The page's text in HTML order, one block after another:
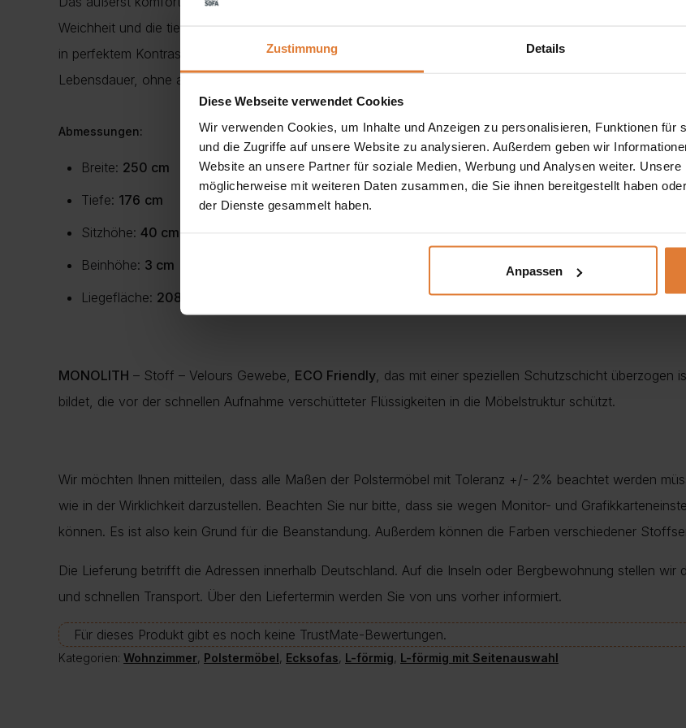
Zustimmung Details
Diese Webseite verwendet Cookies
Wir verwenden Cookies, um Inhalte und Anzeigen zu personalisieren, Funktionen für
und die Zugriffe auf unsere Website zu analysieren. Außerdem geben wir
Website an unsere Partner für soziale Medien, Werbung und Analysen weiter.
möglicherweise mit weiteren Daten zusammen, die Sie ihnen bereitgestellt haben
der Dienste gesammelt haben.
Anpassen
Weichheit und die tiefen Farben, die jedem Interieur Charakter verleihen. Sein Inneres ist ein wahres
in perfektem Kontrast zur seidigen Textur des Velours und verleihen ihm eine moderne und stilvolle
Lebensdauer, ohne an Eleganz zu verlieren. Die mitgelieferten Rückenkissen stützen Ihren Rücken und
Abmessungen:
Breite: 250 cm
Tiefe: 176 cm
Sitzhöhe: 40 cm
Beinhöhe: 3 cm
Liegefläche: 208×158 cm
MONOLITH – Stoff – Velours Gewebe, ECO Friendly, das mit einer speziellen Schutzschicht überzogen
bildet, die vor der schnellen Aufnahme verschütteter Flüssigkeiten in die Möbelstruktur schützt.
Wir möchten Ihnen mitteilen, dass alle Maßen der Polstermöbel mit Toleranz +/- 2% beachtet werden
wie in der Wirklichkeit darzustellen. Beachten Sie nur bitte, dass sie wegen Monitor- und
können. Es ist also kein Grund für die Beanstandung. Außerdem können die Farben verschiedener
Die Lieferung betrifft die Adressen innerhalb Deutschland. Auf die Inseln oder Bergbewohnung stellen
und schnellen Transport. Über den Liefertermin werden Sie von uns vorher informiert.
Für dieses Produkt gibt es noch keine TrustMate-Bewertungen.
Kategorien: Wohnzimmer, Polstermöbel, Ecksofas, L-förmig, L-förmig mit Seitenauswahl